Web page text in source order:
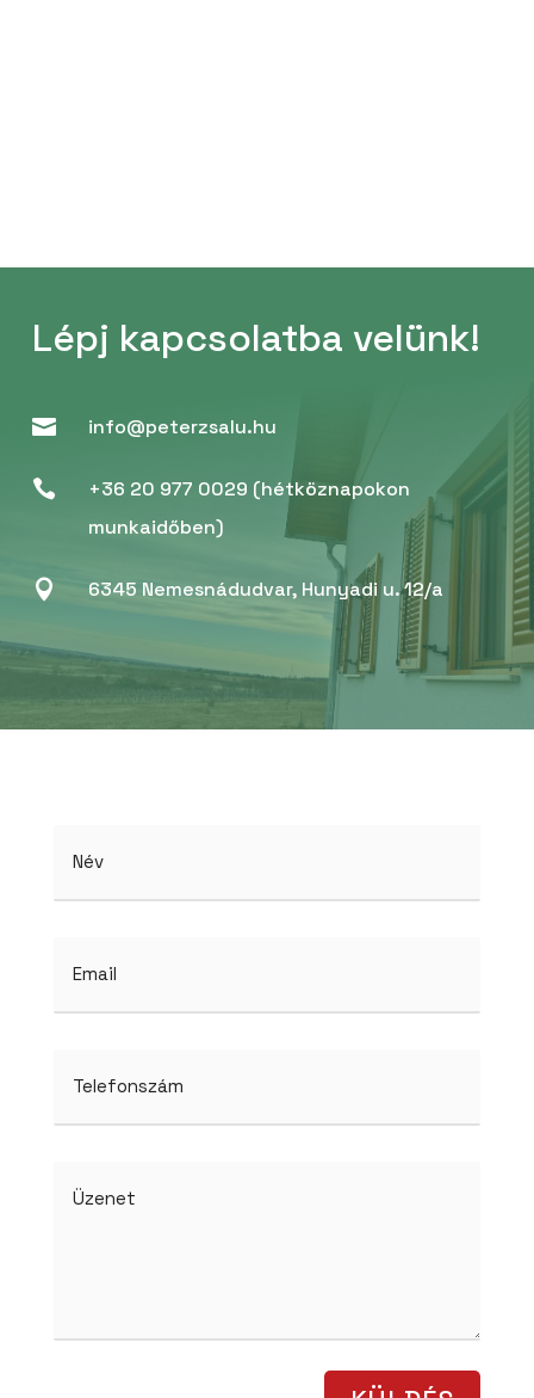
Lépj kapcsolatba velünk!
 info@peterzsalu.hu
 +36 20 977 0029 (hétköznapokon
munkaidőben)
 6345 Nemesnádudvar, Hunyadi u. 12/a